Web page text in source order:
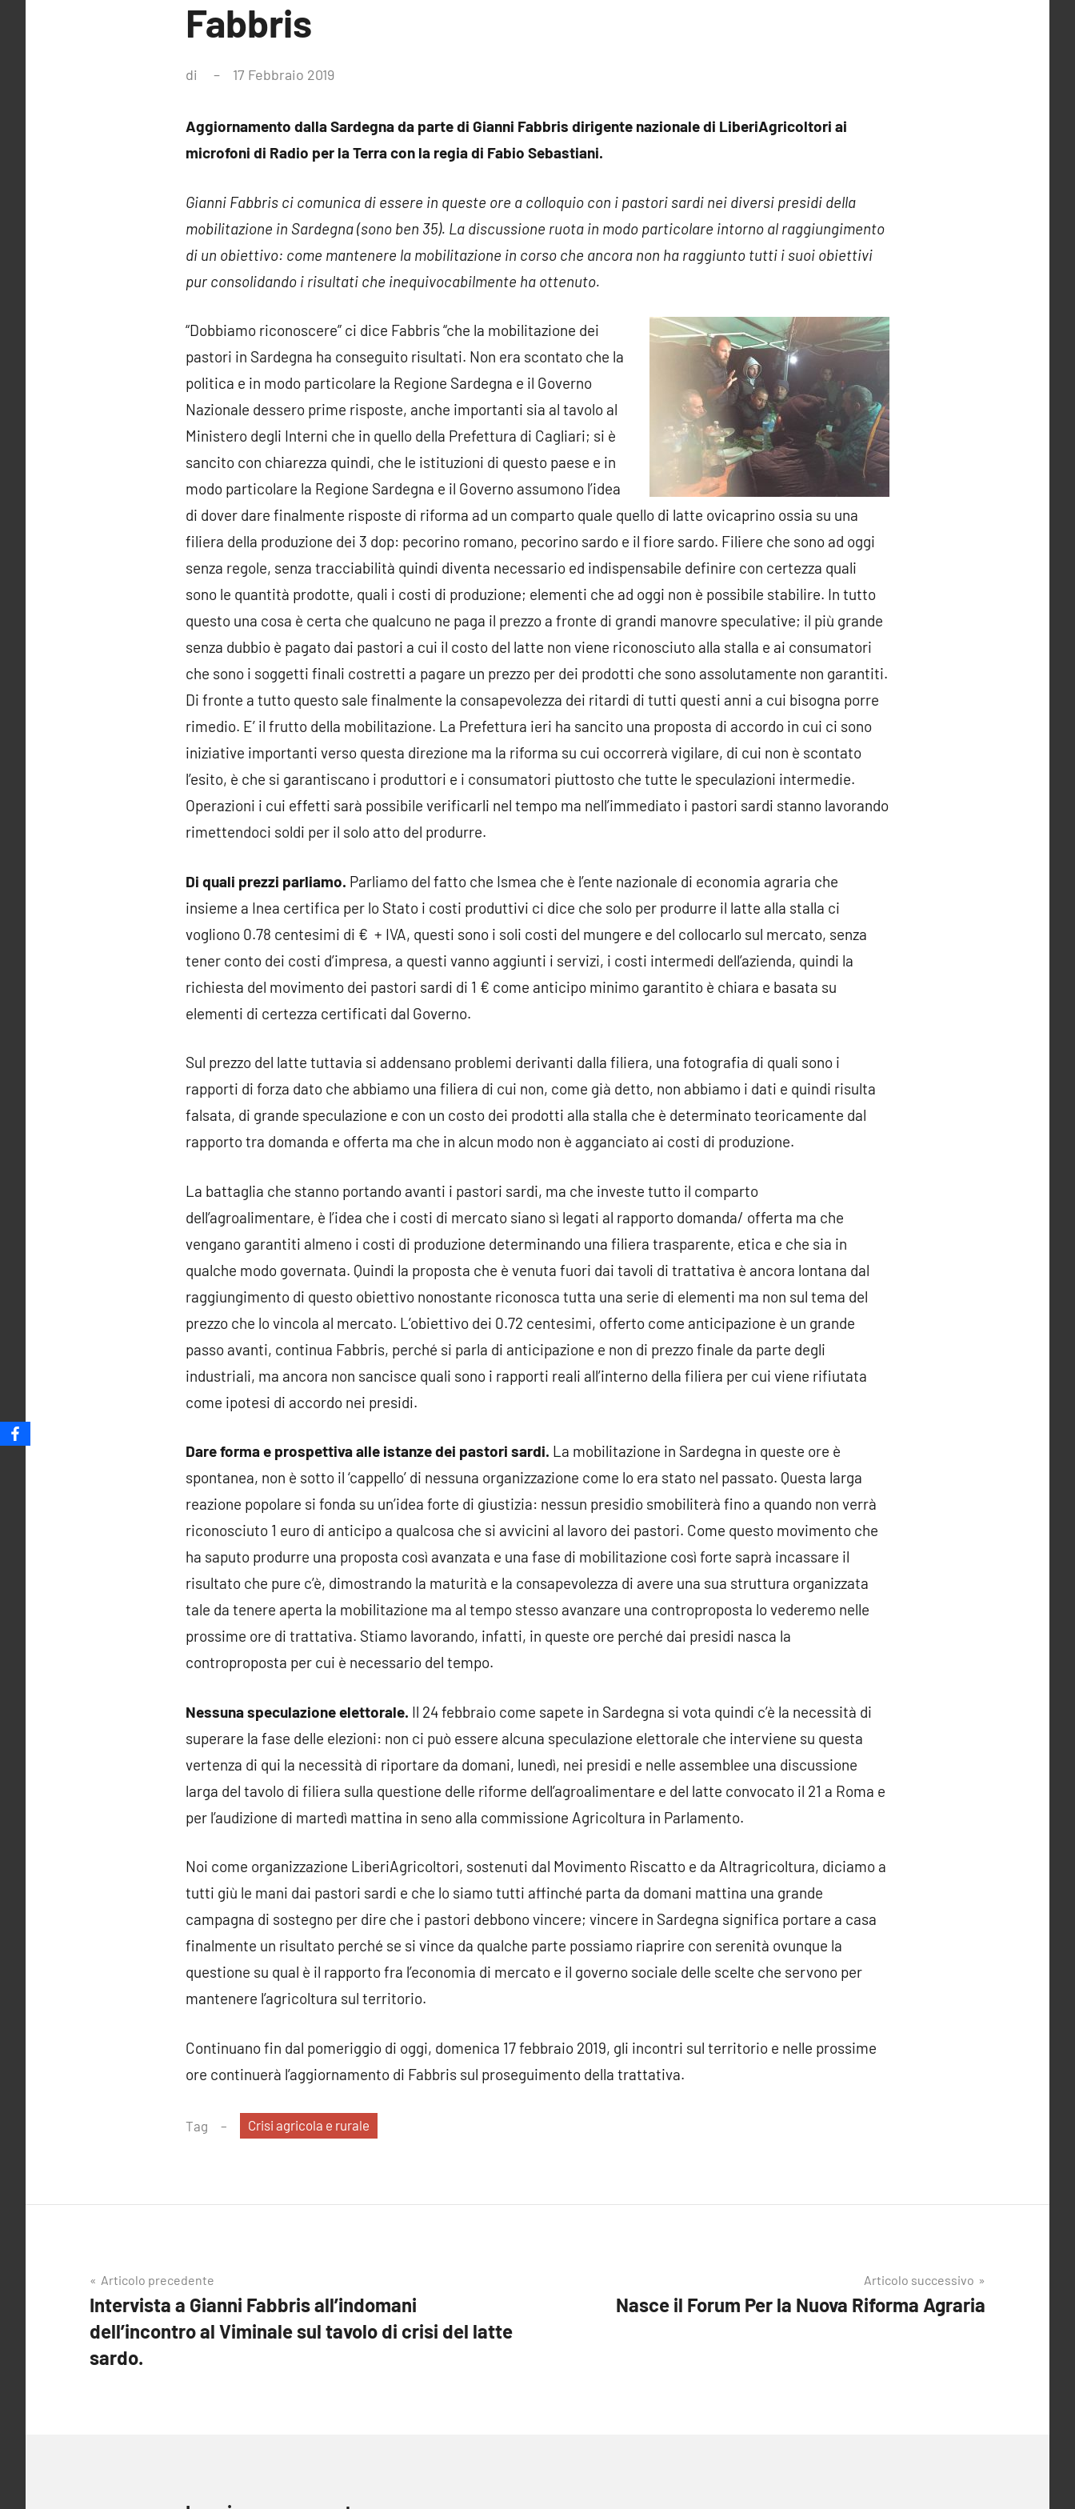
Fabbris
di 17 Febbraio 2019
Aggiornamento dalla Sardegna da parte di Gianni Fabbris dirigente nazionale di LiberiAgricoltori ai
microfoni di Radio per la Terra con la regia di Fabio Sebastiani.
Gianni Fabbris ci comunica di essere in queste ore a colloquio con i pastori sardi nei diversi presidi della
mobilitazione in Sardegna (sono ben 35). La discussione ruota in modo particolare intorno al raggiungimento
di un obiettivo: come mantenere la mobilitazione in corso che ancora non ha raggiunto tutti i suoi obiettivi
pur consolidando i risultati che inequivocabilmente ha ottenuto.
“Dobbiamo riconoscere” ci dice Fabbris “che la mobilitazione dei
pastori in Sardegna ha conseguito risultati. Non era scontato che la
politica e in modo particolare la Regione Sardegna e il Governo
Nazionale dessero prime risposte, anche importanti sia al tavolo al
Ministero degli Interni che in quello della Prefettura di Cagliari; si è
sancito con chiarezza quindi, che le istituzioni di questo paese e in
modo particolare la Regione Sardegna e il Governo assumono l’idea
di dover dare finalmente risposte di riforma ad un comparto quale quello di latte ovicaprino ossia su una
filiera della produzione dei 3 dop: pecorino romano, pecorino sardo e il fiore sardo. Filiere che sono ad oggi
senza regole, senza tracciabilità quindi diventa necessario ed indispensabile definire con certezza quali
sono le quantità prodotte, quali i costi di produzione; elementi che ad oggi non è possibile stabilire. In tutto
questo una cosa è certa che qualcuno ne paga il prezzo a fronte di grandi manovre speculative; il più grande
senza dubbio è pagato dai pastori a cui il costo del latte non viene riconosciuto alla stalla e ai consumatori
che sono i soggetti finali costretti a pagare un prezzo per dei prodotti che sono assolutamente non garantiti.
Di fronte a tutto questo sale finalmente la consapevolezza dei ritardi di tutti questi anni a cui bisogna porre
rimedio. E’ il frutto della mobilitazione. La Prefettura ieri ha sancito una proposta di accordo in cui ci sono
iniziative importanti verso questa direzione ma la riforma su cui occorrerà vigilare, di cui non è scontato
l’esito, è che si garantiscano i produttori e i consumatori piuttosto che tutte le speculazioni intermedie.
Operazioni i cui effetti sarà possibile verificarli nel tempo ma nell’immediato i pastori sardi stanno lavorando
rimettendoci soldi per il solo atto del produrre.
Di quali prezzi parliamo. Parliamo del fatto che Ismea che è l’ente nazionale di economia agraria che
insieme a Inea certifica per lo Stato i costi produttivi ci dice che solo per produrre il latte alla stalla ci
vogliono 0.78 centesimi di € + IVA, questi sono i soli costi del mungere e del collocarlo sul mercato, senza
tener conto dei costi d’impresa, a questi vanno aggiunti i servizi, i costi intermedi dell’azienda, quindi la
richiesta del movimento dei pastori sardi di 1 € come anticipo minimo garantito è chiara e basata su
elementi di certezza certificati dal Governo.
Sul prezzo del latte tuttavia si addensano problemi derivanti dalla filiera, una fotografia di quali sono i
rapporti di forza dato che abbiamo una filiera di cui non, come già detto, non abbiamo i dati e quindi risulta
falsata, di grande speculazione e con un costo dei prodotti alla stalla che è determinato teoricamente dal
rapporto tra domanda e offerta ma che in alcun modo non è agganciato ai costi di produzione.
La battaglia che stanno portando avanti i pastori sardi, ma che investe tutto il comparto
dell’agroalimentare, è l’idea che i costi di mercato siano sì legati al rapporto domanda/ offerta ma che
vengano garantiti almeno i costi di produzione determinando una filiera trasparente, etica e che sia in
qualche modo governata. Quindi la proposta che è venuta fuori dai tavoli di trattativa è ancora lontana dal
raggiungimento di questo obiettivo nonostante riconosca tutta una serie di elementi ma non sul tema del
prezzo che lo vincola al mercato. L’obiettivo dei 0.72 centesimi, offerto come anticipazione è un grande
passo avanti, continua Fabbris, perché si parla di anticipazione e non di prezzo finale da parte degli
industriali, ma ancora non sancisce quali sono i rapporti reali all’interno della filiera per cui viene rifiutata
come ipotesi di accordo nei presidi.
Dare forma e prospettiva alle istanze dei pastori sardi. La mobilitazione in Sardegna in queste ore è
spontanea, non è sotto il ‘cappello’ di nessuna organizzazione come lo era stato nel passato. Questa larga
reazione popolare si fonda su un’idea forte di giustizia: nessun presidio smobiliterà fino a quando non verrà
riconosciuto 1 euro di anticipo a qualcosa che si avvicini al lavoro dei pastori. Come questo movimento che
ha saputo produrre una proposta così avanzata e una fase di mobilitazione così forte saprà incassare il
risultato che pure c’è, dimostrando la maturità e la consapevolezza di avere una sua struttura organizzata
tale da tenere aperta la mobilitazione ma al tempo stesso avanzare una controproposta lo vederemo nelle
prossime ore di trattativa. Stiamo lavorando, infatti, in queste ore perché dai presidi nasca la
controproposta per cui è necessario del tempo.
Nessuna speculazione elettorale. Il 24 febbraio come sapete in Sardegna si vota quindi c’è la necessità di
superare la fase delle elezioni: non ci può essere alcuna speculazione elettorale che interviene su questa
vertenza di qui la necessità di riportare da domani, lunedì, nei presidi e nelle assemblee una discussione
larga del tavolo di filiera sulla questione delle riforme dell’agroalimentare e del latte convocato il 21 a Roma e
per l’audizione di martedì mattina in seno alla commissione Agricoltura in Parlamento.
Noi come organizzazione LiberiAgricoltori, sostenuti dal Movimento Riscatto e da Altragricoltura, diciamo a
tutti giù le mani dai pastori sardi e che lo siamo tutti affinché parta da domani mattina una grande
campagna di sostegno per dire che i pastori debbono vincere; vincere in Sardegna significa portare a casa
finalmente un risultato perché se si vince da qualche parte possiamo riaprire con serenità ovunque la
questione su qual è il rapporto fra l’economia di mercato e il governo sociale delle scelte che servono per
mantenere l’agricoltura sul territorio.
Continuano fin dal pomeriggio di oggi, domenica 17 febbraio 2019, gli incontri sul territorio e nelle prossime
ore continuerà l’aggiornamento di Fabbris sul proseguimento della trattativa.
Tag Crisi agricola e rurale
Navigazione
articoli
Articolo precedente
Intervista a Gianni Fabbris all’indomani
dell’incontro al Viminale sul tavolo di crisi del latte
sardo.
Articolo successivo
Nasce il Forum Per la Nuova Riforma Agraria